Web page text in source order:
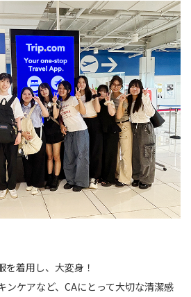
着用し、大変身！
ンケアなど、CAにとって大切な清潔感